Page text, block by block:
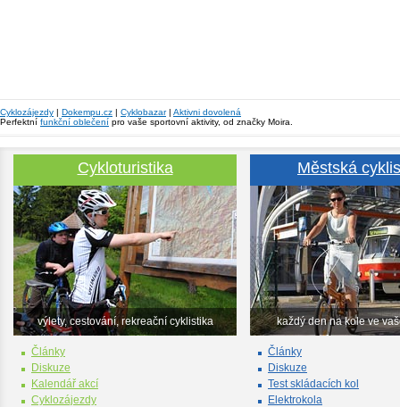
Cyklozájezdy | Dokempu.cz | Cyklobazar| Aktivni dovolená
Perfektní funkční oblečení pro vaše sportovní aktivity, od značky Moira.
Cykloturistika
výlety, cestování, rekreační cyklistika
Články
Diskuze
Kalendář akcí
Cyklozájezdy
Městská
každý den na kole ve
Články
Diskuze
Test skládacích kol
Elektrokola